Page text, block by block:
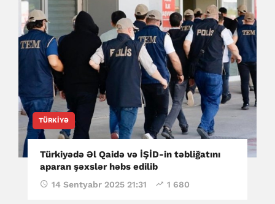
TÜRKIYƏ
Türkiyədə Əl Qaidə və İŞİD-in təbliğatını
aparan şəxslər həbs edilib
14 Sentyabr 2025 21:31 1 680